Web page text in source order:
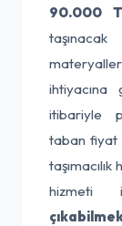
90.000
ihtiyacına
itibariyle
taban fiyat
hizmeti